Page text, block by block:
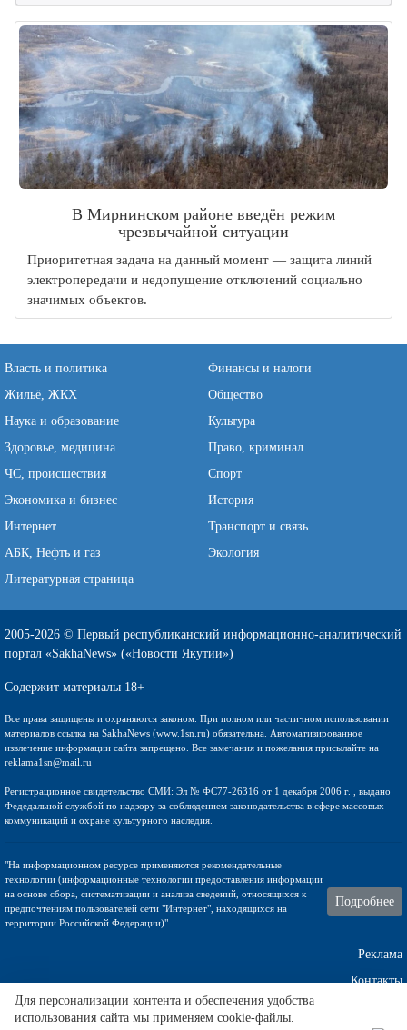
В Мирнинском районе введён режим
чрезвычайной ситуации
Приоритетная задача на данный момент — защита линий
электропередачи и недопущение отключений социально
значимых объектов.
Власть и политика
Финансы и налоги
Жильё, ЖКХ
Общество
Наука и образование
Культура
Здоровье, медицина
Право, криминал
ЧС, происшествия
Спорт
Экономика и бизнес
История
Интернет
Транспорт и связь
АБК, Нефть и газ
Экология
Литературная страница
2005-2026 © Первый республиканский информационно-аналитический
портал «SakhaNews» («Новости Якутии»)
Содержит материалы 18+
Все права защищены и охраняются законом. При полном или частичном использовании
материалов ссылка на SakhaNews (www.1sn.ru) обязательна. Автоматизированное
извлечение информации сайта запрещено. Все замечания и пожелания присылайте на
reklama1sn@mail.ru
Регистрационное свидетельство СМИ: Эл № ФС77-26316 от 1 декабря 2006 г. , выдано
Федедальной службой по надзору за соблюдением законодательства в сфере массовых
коммуникаций и охране культурного наследия.
"На информационном ресурсе применяются рекомендательные
технологии (информационные технологии предоставления информации
на основе сбора, систематизации и анализа сведений, относящихся к
предпочтениям пользователей сети "Интернет", находящихся на
территории Российской Федерации)".
Подробнее
Реклама
Контакты
Техническа поддержка
Для персонализации контента и обеспечения удобства
использования сайта мы применяем cookie-файлы.